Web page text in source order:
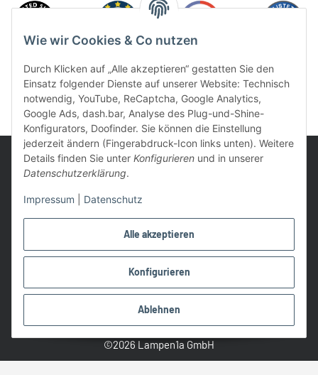
Alle akzeptieren
Konfigurieren
Ablehnen
Wie wir Cookies & Co nutzen
Durch Klicken auf „Alle akzeptieren“ gestatten Sie den
Einsatz folgender Dienste auf unserer Website: Technisch
notwendig, YouTube, ReCaptcha, Google Analytics,
Google Ads, dash.bar, Analyse des Plug-und-Shine-
Konfigurators, Doofinder. Sie können die Einstellung
jederzeit ändern (Fingerabdruck-Icon links unten). Weitere
Details finden Sie unter Konfigurieren und in unserer
Datenschutzerklärung.
Impressum Datenschutz
UVP: Ist die unverbindliche Preisempfehlung des Herstellers für
* Gratis Versand ab 99 € innerhalb Deutschlands
Wir nutzen Trusted Shops als unabhängigen Dienstleister für die
Einholung von Bewertungen. Trusted Shops hat Maßnahmen
getroffen, um sicherzustellen, dass es es sich um echte
Bewertungen handelt.
Alle Preise in €, inkl. 19% USt. und evtl. zzgl. Versandkosten
©2026 Lampen1a GmbH